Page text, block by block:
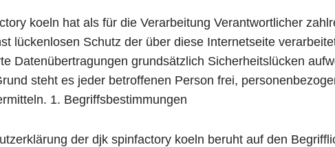
koeln hat als für die Verarbeitung Verantwortlicher
lückenlosen Schutz der über diese Internetseite
Datenübertragungen grundsätzlich Sicherheitslücken
steht es jeder betroffenen Person frei,
1. Begriffsbestimmungen
der djk spinfactory koeln beruht auf den